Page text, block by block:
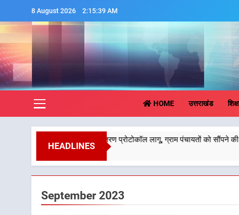
content
8 August 2026 2:15:40 AM
धामी
धामी
HOME उत्तराखंड
HEADLINES
नया हस्तांतरण प्रोटोकॉल लागू, ग्राम पंचायतों को सौंपने की प्रक्रिया होगी और
September 2023